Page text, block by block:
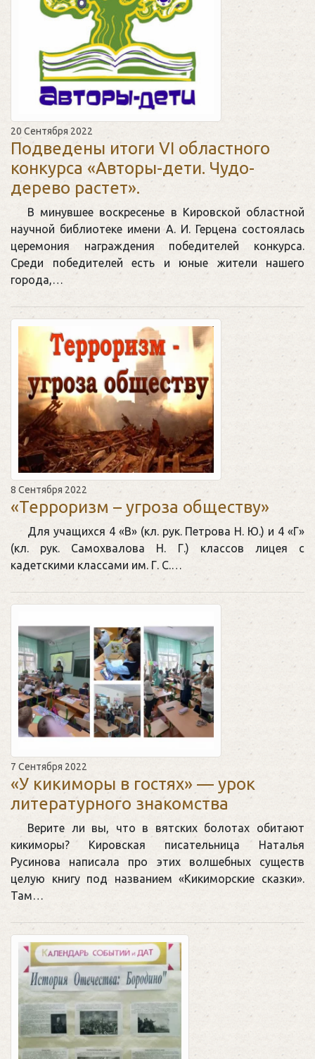
20 Сентября 2022
Подведены итоги VI областного
конкурса «Авторы-дети. Чудо-
дерево растет».
В минувшее воскресенье в Кировской областной
научной библиотеке имени А. И. Герцена состоялась
церемония награждения победителей конкурса.
Среди победителей есть и юные жители нашего
города,…
8 Сентября 2022
«Терроризм – угроза обществу»
Для учащихся 4 «В» (кл. рук. Петрова Н. Ю.) и 4 «Г»
(кл. рук. Самохвалова Н. Г.) классов лицея с
кадетскими классами им. Г. С.…
7 Сентября 2022
«У кикиморы в гостях» — урок
литературного знакомства
Верите ли вы, что в вятских болотах обитают
кикиморы? Кировская писательница Наталья
Русинова написала про этих волшебных существ
целую книгу под названием «Кикиморские сказки».
Там…